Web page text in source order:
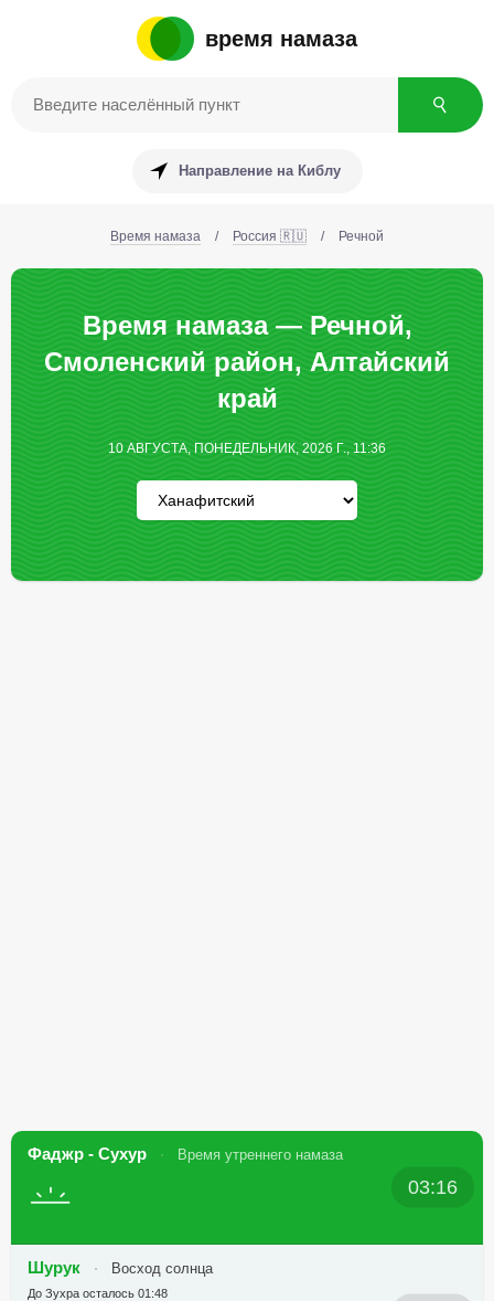
время намаза
Направление на Киблу
Время намаза / Россия 🇷🇺 / Речной
Время намаза — Речной,
Смоленский район, Алтайский
край
10 АВГУСТА, ПОНЕДЕЛЬНИК, 2026 Г., 11:36
Фаджр - Сухур Время утреннего намаза
03:16
Шурук Восход солнца
До Зухра осталось 01:48